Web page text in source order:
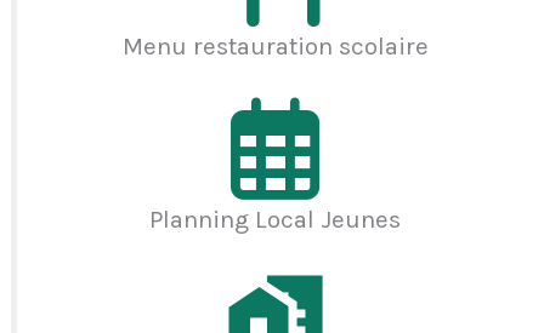
Menu restauration scolaire
Planning Local Jeunes